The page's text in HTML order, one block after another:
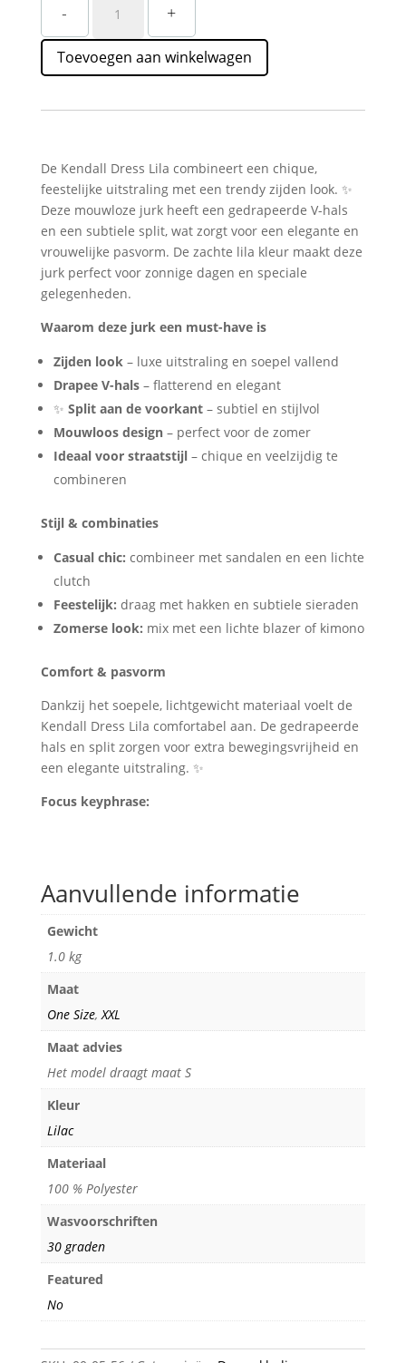
-
Zijden
Look
Jurk
Dames
&
Feestelijk
aantal
+
Toevoegen aan winkelwagen
De Kendall Dress Lila combineert een chique,
feestelijke uitstraling met een trendy zijden look. ✨
Deze mouwloze jurk heeft een gedrapeerde V-hals
en een subtiele split, wat zorgt voor een elegante en
vrouwelijke pasvorm. De zachte lila kleur maakt deze
jurk perfect voor zonnige dagen en speciale
gelegenheden.
Waarom deze jurk een must-have is
Zijden look– luxe uitstraling en soepel vallend
Drapee V-hals– flatterend en elegant
✨ Split aan de voorkant– subtiel en stijlvol
Mouwloos design– perfect voor de zomer
Ideaal voor straatstijl– chique en veelzijdig te
combineren
Stijl & combinaties
Casual chic: combineer met sandalen en een lichte
clutch
Feestelijk: draag met hakken en subtiele sieraden
Zomerse look: mix met een lichte blazer of kimono
Comfort & pasvorm
Dankzij het soepele, lichtgewicht materiaal voelt de
Kendall Dress Lila comfortabel aan. De gedrapeerde
hals en split zorgen voor extra bewegingsvrijheid en
een elegante uitstraling. ✨
Focus keyphrase:
Aanvullende informatie
Gewicht
1.0 kg
Maat
One Size,XXL
Maat advies
Het model draagt maat S
Kleur
Lilac
Materiaal
100 % Polyester
Wasvoorschriften
30 graden
Featured
No